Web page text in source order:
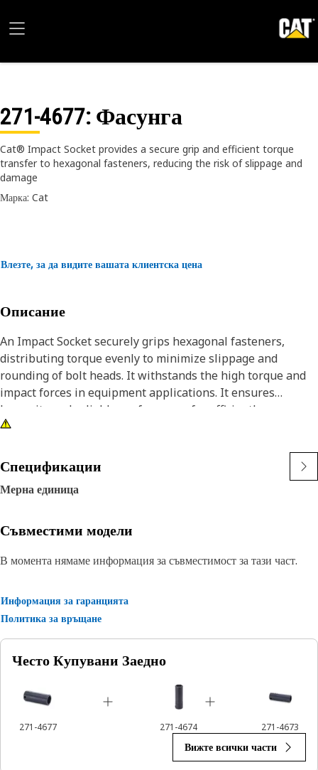
271-4677: Фасунга
Cat® Impact Socket provides a secure grip and efficient torque
transfer to hexagonal fasteners, reducing the risk of slippage and
damage
Марка: Cat
Влезте, за да видите вашата клиентска цена
Описание
An Impact Socket securely grips hexagonal fasteners,
distributing torque evenly to minimize slippage and
rounding of bolt heads. It withstands the high torque and
impact forces in equipment applications. It ensures
longevity and reliable performance for efficiently
tightening and loosening bolts and nuts in the equipment,
Attributes:
• 3/8" drive for compatibility with different impact tools.
conditions.
slippage and damage to fasteners.
fasteners.
• Black oxide finish offers increased resistance to rust and
Applications:
An Impact Socket is utilized in the assembly areas of the
equipment, for servicing where high torque and accurate fit
Спецификации
Мерна единица
Съвместими модели
В момента нямаме информация за съвместимост за тази част.
Информация за гаранцията
Политика за връщане
Често Купувани Заедно
271-4677 271-4674 271-4673
Вижте всички части